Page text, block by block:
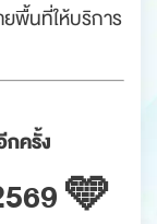
ยพื้นที่ให้บริการ
ครั้ง
🩵